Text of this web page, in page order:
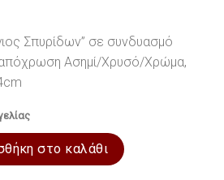
Σπυρίδων” σε συνδυασμό
Ασημί/Χρυσό/Χρώμα,
Σπυρίδων 10x14cm ποσότητα
στο καλάθι